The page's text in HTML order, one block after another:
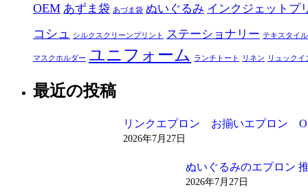
OEM あずま袋 あづま袋 ぬいぐるみ インクジェットプ
コシュ
シルクスクリーンプリント ステーショナリー テキスタイ
マスクホルダー ユニフォーム ランチトート リネン リュックイ
最近の投稿
リンクエプロン お揃いエプロン
2026年7月27日
ぬいぐるみのエプロン
2026年7月27日